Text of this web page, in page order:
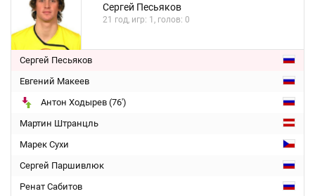
Сергей Песьяков
21 год, игр: 1, голов: 0
Сергей Песьяков
Евгений Макеев
Антон Ходырев (76')
Мартин Штранцль
Марек Сухи
Сергей Паршивлюк
Ренат Сабитов